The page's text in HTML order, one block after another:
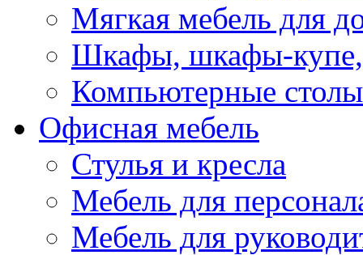
Мягкая мебель для
Шкафы, шкафы-купе,
Компьютерные столы
Офисная мебель
Стулья и кресла
Мебель для
Мебель для